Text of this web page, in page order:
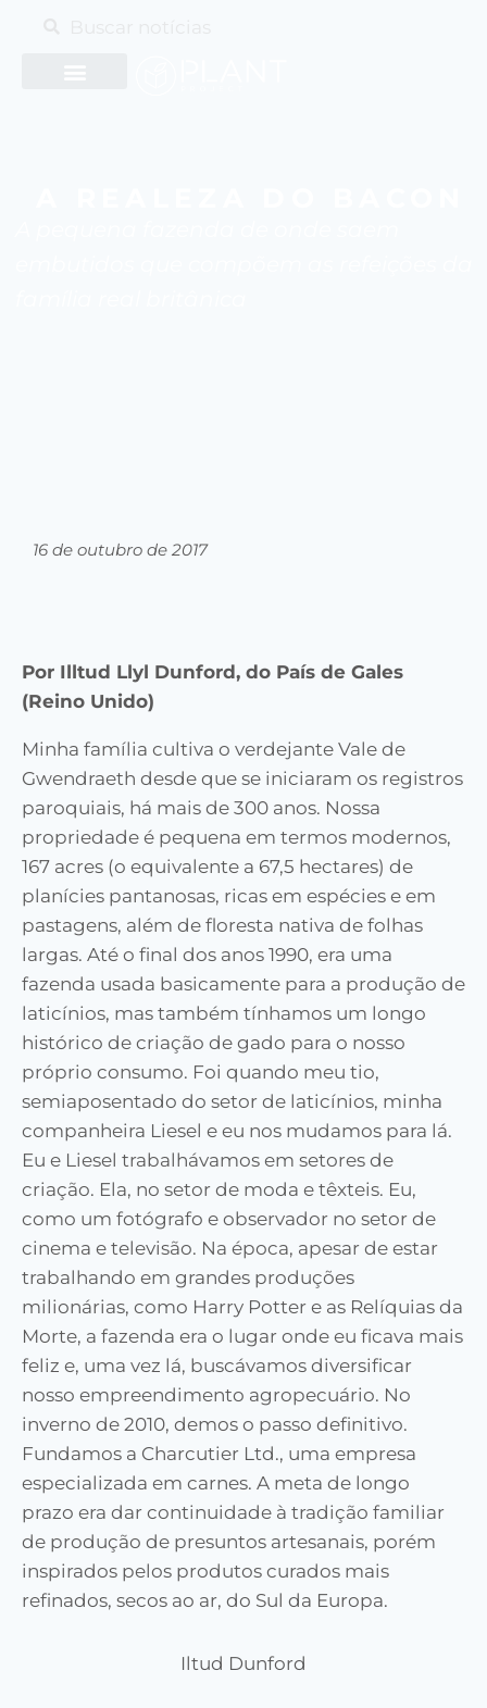
16 de outubro de 2017
Por Illtud Llyl Dunford, do País de Gales
(Reino Unido)
Minha família cultiva o verdejante Vale de
Gwendraeth desde que se iniciaram os registros
paroquiais, há mais de 300 anos. Nossa
propriedade é pequena em termos modernos,
167 acres (o equivalente a 67,5 hectares) de
planícies pantanosas, ricas em espécies e em
pastagens, além de floresta nativa de folhas
largas. Até o final dos anos 1990, era uma
fazenda usada basicamente para a produção de
laticínios, mas também tínhamos um longo
histórico de criação de gado para o nosso
próprio consumo. Foi quando meu tio,
semiaposentado do setor de laticínios, minha
companheira Liesel e eu nos mudamos para lá.
Eu e Liesel trabalhávamos em setores de
criação. Ela, no setor de moda e têxteis. Eu,
como um fotógrafo e observador no setor de
cinema e televisão. Na época, apesar de estar
trabalhando em grandes produções
milionárias, como Harry Potter e as Relíquias da
Morte, a fazenda era o lugar onde eu ficava mais
feliz e, uma vez lá, buscávamos diversificar
nosso empreendimento agropecuário. No
inverno de 2010, demos o passo definitivo.
Fundamos a Charcutier Ltd., uma empresa
especializada em carnes. A meta de longo
prazo era dar continuidade à tradição familiar
de produção de presuntos artesanais, porém
inspirados pelos produtos curados mais
refinados, secos ao ar, do Sul da Europa.
Iltud Dunford